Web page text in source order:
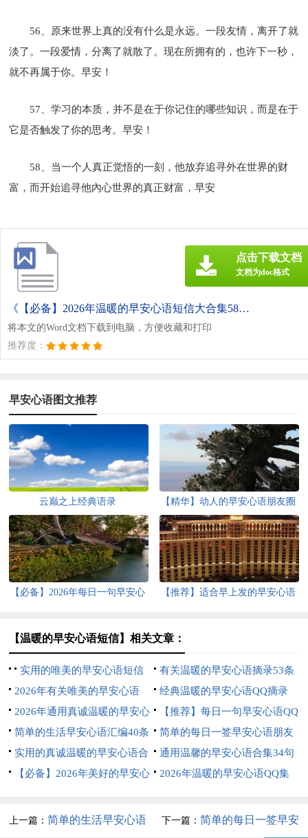
56、原来世界上真的没有什么是永远。一段友情，离开了就
淡了。一段爱情，分离了就散了。现在所拥有的，也许下一秒，
就不再属于你。早安！
57、学习的本质，并不是在于你记住的哪些知识，而是在于
它是否触发了你的思考。早安！
58、当一个人真正觉悟的一刻，他放弃追寻外在世界的财
富，而开始追寻他內心世界的真正财富，早安
《【必备】2026年温暖的早安心语短信大合集58条.doc》
将本文的Word文档下载到电脑，方便收藏和打印
推荐度：
点击下载文档
文档为doc格式
早安心语图文推荐
云巅之上经典语录
【精华】动人的早安心语朋友圈
61句
【必备】2026年每日一句早安心
【推荐】适合早上发的早安心语
【温暖的早安心语短信】相关文章：
实用的唯美的早安心语短信
33条
有关温暖的早安心语摘录53条
2026年有关唯美的早安心语
QQ38条
经典温暖的早安心语QQ摘录
32句
2026年通用真诚温暖的早安心
语集合46条
【推荐】每日一句早安心语QQ
合集33条
简单的生活早安心语汇编40条
简单的每日一签早安心语朋友
圈集锦35条
实用的真诚温暖的早安心语合
集63句
通用温馨的早安心语合集34句
【必备】2026年美好的早安心
2026年温暖的早安心语QQ集
上一篇：简单的生活早安心语
下一篇： 简单的每日一签早安